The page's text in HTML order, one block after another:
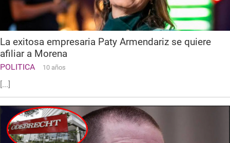
La exitosa empresaria Paty Armendariz se quiere
afiliar a Morena
POLITICA 10 años
[...]